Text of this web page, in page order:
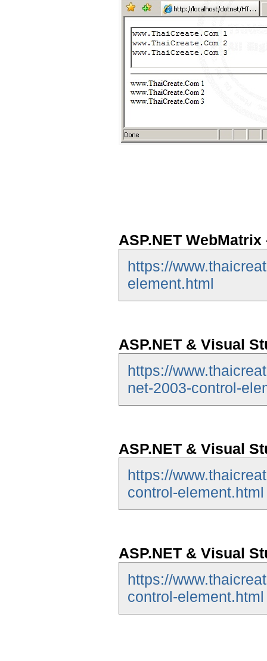
ASP.NET
https://
element.html
ASP.NET & Visual
https://
net-2003-control-
ASP.NET & Visual
https://
control-element.html
ASP.NET & Visual
https://
control-element.html